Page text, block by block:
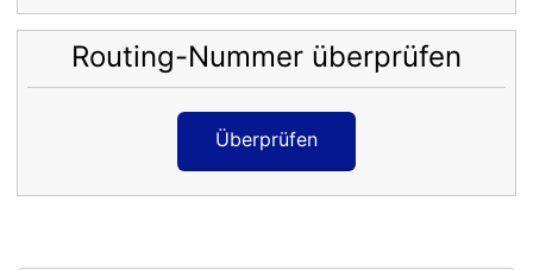
Routing-Nummer überprüfen
Überprüfen